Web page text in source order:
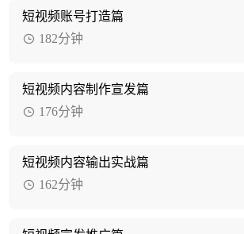
短视频账号打造篇
182分钟
短视频内容制作宣发篇
176分钟
短视频内容输出实战篇
162分钟